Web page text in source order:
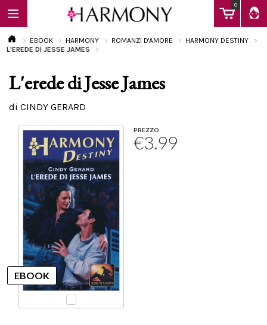
0
EBOOK
Calendario
EBOOK HARMONY ROMANZI D'AMORE
HARMONY DESTINY
L'EREDE DI JESSE JAMES
L'erede di Jesse James
di CINDY GERARD
PREZZO
€3.99